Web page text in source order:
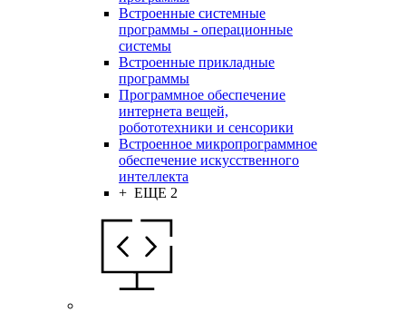
Встроенные системные
программы - операционные
системы
Встроенные прикладные
программы
Программное обеспечение
интернета вещей,
робототехники и сенсорики
Встроенное микропрограммное
обеспечение искусственного
интеллекта
+ ЕЩЕ 2